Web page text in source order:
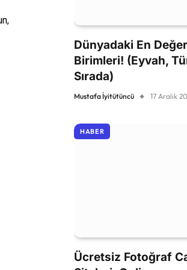
Dünyadaki En
Birimleri! (Eyvah,
Sırada)
Mustafa İyitütüncü 17 Aralık
HABER
Ücretsiz Fotoğraf